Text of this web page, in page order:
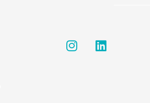
I
n
L
i